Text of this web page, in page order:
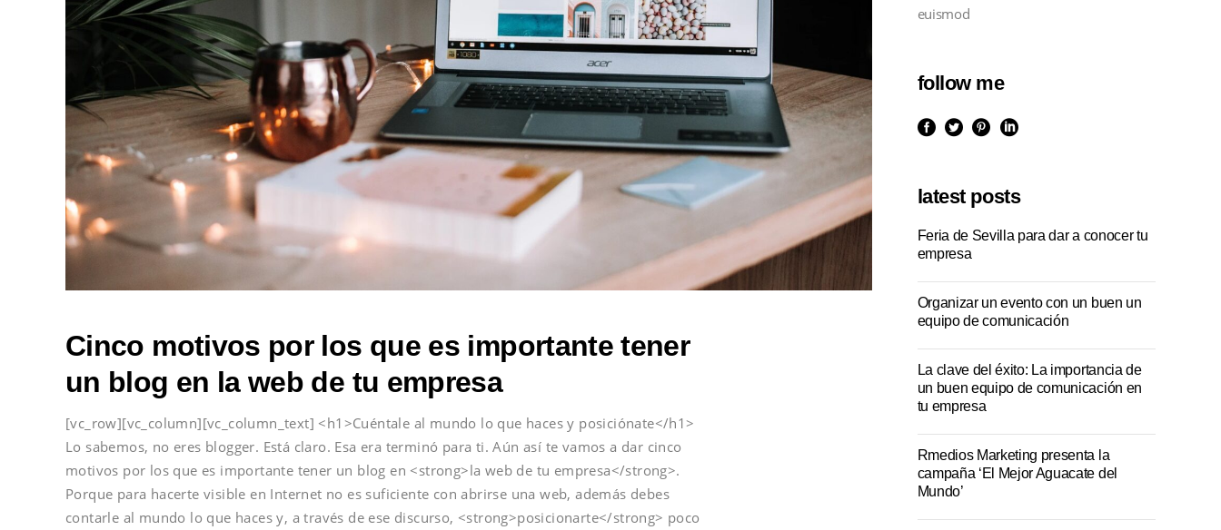
Cinco motivos por los que es importante tener
un blog en la web de tu empresa
[vc_row][vc_column][vc_column_text] <h1>Cuéntale al mundo lo que haces y posiciónate</h1>
Lo sabemos, no eres blogger. Está claro. Esa era terminó para ti. Aún así te vamos a dar cinco
motivos por los que es importante tener un blog en <strong>la web de tu empresa</strong>.
Porque para hacerte visible en Internet no es suficiente con abrirse una web, además debes
contarle al mundo lo que haces y, a través de ese discurso, <strong>posicionarte</strong> poco
euismod
follow me
latest posts
Feria de Sevilla para dar a conocer tu
empresa
Organizar un evento con un buen un
equipo de comunicación
La clave del éxito: La importancia de
un buen equipo de comunicación en
tu empresa
Rmedios Marketing presenta la
campaña ‘El Mejor Aguacate del
Mundo’